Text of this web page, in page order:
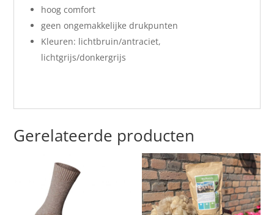
hoog comfort
geen ongemakkelijke drukpunten
Kleuren: lichtbruin/antraciet,
lichtgrijs/donkergrijs
Gerelateerde producten